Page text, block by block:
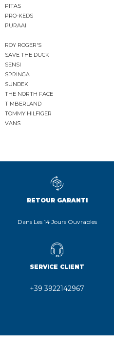
PITAS
PRO-KEDS
PURAAI
ROY ROGER'S
SAVE THE DUCK
SENSI
SPRINGA
SUNDEK
THE NORTH FACE
TIMBERLAND
TOMMY HILFIGER
VANS
RETOUR GARANTI
Dans Les 14 Jours Ouvrables
SERVICE CLIENT
+39 3922142967